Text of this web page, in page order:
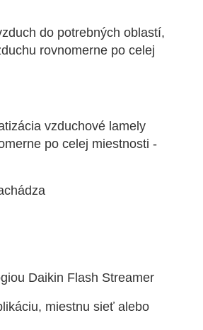
do potrebných oblastí,
rovnomerne po celej
vzduchové lamely
po celej miestnosti -
Daikin Flash Streamer
miestnu sieť alebo